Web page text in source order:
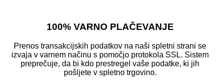
100% VARNO PLAČEVANJE
Prenos transakcijskih podatkov na naši spletni strani se
izvaja v varnem načinu s pomočjo protokola SSL. Sistem
preprečuje, da bi kdo prestregel vaše podatke, ki jih
pošljete v spletno trgovino.